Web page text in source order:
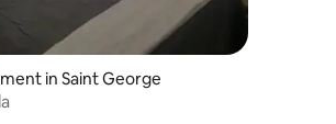
in Saint George